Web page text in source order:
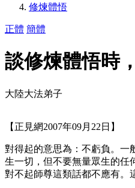
修煉體悟
正體 簡體
談修煉體悟時
大陸大法弟子
【正見網2007年09月22日】
對得起的意思為：不虧負。一
生一切，但不要無量眾生的任
對不起師尊這類話都不應有。